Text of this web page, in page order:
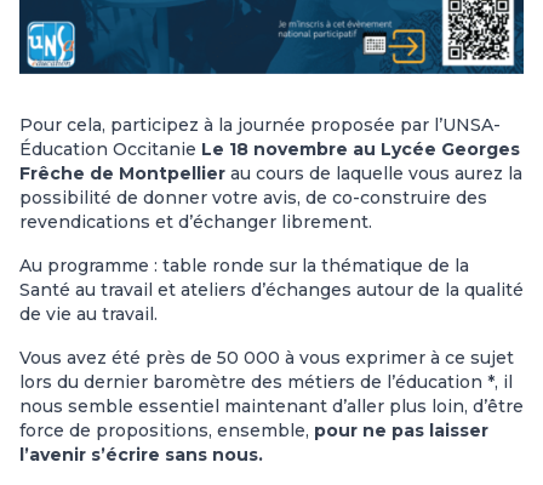
Pour cela, participez à la journée proposée par l’UNSA-
Éducation Occitanie Le 18 novembre au Lycée Georges
Frêche de Montpellier au cours de laquelle vous aurez la
possibilité de donner votre avis, de co-construire des
revendications et d’échanger librement.
Au programme : table ronde sur la thématique de la
Santé au travail et ateliers d’échanges autour de la qualité
de vie au travail.
Vous avez été près de 50 000 à vous exprimer à ce sujet
lors du dernier baromètre des métiers de l’éducation *, il
nous semble essentiel maintenant d’aller plus loin, d’être
force de propositions, ensemble, pour ne pas laisser
l’avenir s’écrire sans nous.